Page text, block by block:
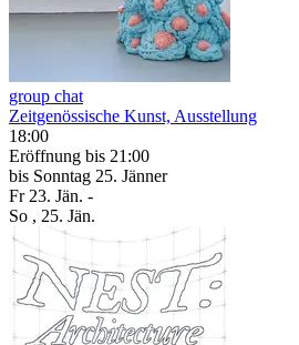
group chat
Zeitgenössische Kunst, Ausstellung
18:00
Eröffnung bis 21:00
bis Sonntag 25. Jänner
Fr 23. Jän. -
So , 25. Jän.